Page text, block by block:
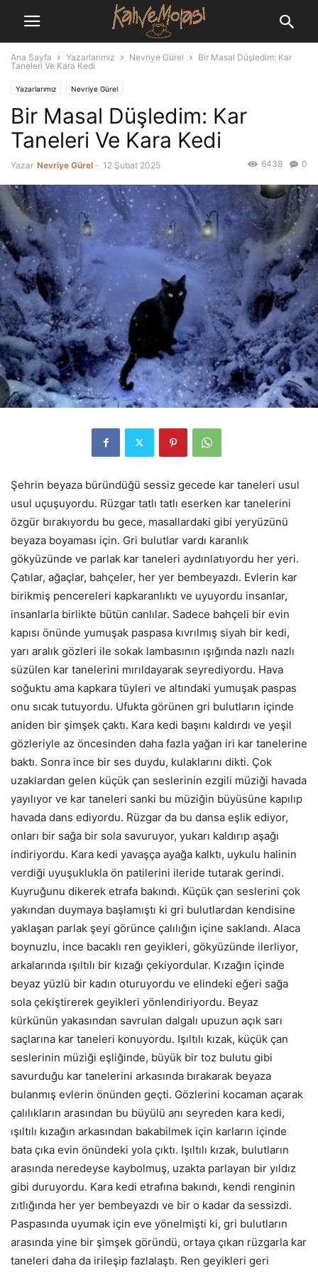
Ana Sayfa Yazarlarımız Nevriye Gürel
Bir Masal Düşledim: Kar
Taneleri Ve Kara Kedi
Yazarlarımız Nevriye Gürel
Bir Masal Düşledim: Kar
Taneleri Ve Kara Kedi
Yazar Nevriye Gürel - 12 Şubat 2025 0
6438
Şehrin beyaza büründüğü sessiz gecede kar taneleri usul
usul uçuşuyordu. Rüzgar tatlı tatlı eserken kar tanelerini
özgür bırakıyordu bu gece, masallardaki gibi yeryüzünü
beyaza boyaması için. Gri bulutlar vardı karanlık
gökyüzünde ve parlak kar taneleri aydınlatıyordu her yeri.
Çatılar, ağaçlar, bahçeler, her yer bembeyazdı. Evlerin kar
birikmiş pencereleri kapkaranlıktı ve uyuyordu insanlar,
insanlarla birlikte bütün canlılar. Sadece bahçeli bir evin
kapısı önünde yumuşak paspasa kıvrılmış siyah bir kedi,
yarı aralık gözleri ile sokak lambasının ışığında nazlı nazlı
süzülen kar tanelerini mırıldayarak seyrediyordu. Hava
soğuktu ama kapkara tüyleri ve altındaki yumuşak paspas
onu sıcak tutuyordu. Ufukta görünen gri bulutların içinde
aniden bir şimşek çaktı. Kara kedi başını kaldırdı ve yeşil
gözleriyle az öncesinden daha fazla yağan iri kar tanelerine
baktı. Sonra ince bir ses duydu, kulaklarını dikti. Çok
uzaklardan gelen küçük çan seslerinin ezgili müziği havada
yayılıyor ve kar taneleri sanki bu müziğin büyüsüne kapılıp
havada dans ediyordu. Rüzgar da bu dansa eşlik ediyor,
onları bir sağa bir sola savuruyor, yukarı kaldırıp aşağı
indiriyordu. Kara kedi yavaşça ayağa kalktı, uykulu halinin
verdiği uyuşuklukla ön patilerini ileride tutarak gerindi.
Kuyruğunu dikerek etrafa bakındı. Küçük çan seslerini çok
yakından duymaya başlamıştı ki gri bulutlardan kendisine
yaklaşan parlak şeyi görünce çalılığın içine saklandı. Alaca
boynuzlu, ince bacaklı ren geyikleri, gökyüzünde ilerliyor,
arkalarında ışıltılı bir kızağı çekiyordular. Kızağın içinde
beyaz yüzlü bir kadın oturuyordu ve elindeki eğeri sağa
sola çekiştirerek geyikleri yönlendiriyordu. Beyaz
kürkünün yakasından savrulan dalgalı upuzun açık sarı
saçlarına kar taneleri konuyordu. Işıltılı kızak, küçük çan
seslerinin müziği eşliğinde, büyük bir toz bulutu gibi
savurduğu kar tanelerini arkasında bırakarak beyaza
bulanmış evlerin önünden geçti. Gözlerini kocaman açarak
çalılıkların arasından bu büyülü anı seyreden kara kedi,
ışıltılı kızağın arkasından bakabilmek için karların içinde
bata çıka evin önündeki yola çıktı. Işıltılı kızak, bulutların
arasında neredeyse kaybolmuş, uzakta parlayan bir yıldız
gibi duruyordu. Kara kedi etrafına bakındı, kendi renginin
zıtlığında her yer bembeyazdı ve bir o kadar da sessizdi.
Paspasında uyumak için eve yönelmişti ki, gri bulutların
arasında yine bir şimşek göründü, ortaya çıkan rüzgarla kar
taneleri daha da irileşip fazlalaştı. Ren geyikleri geri